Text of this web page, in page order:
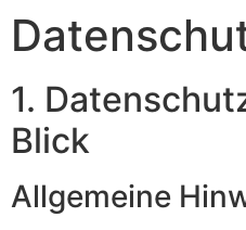
1.
Blick
Allgemeine